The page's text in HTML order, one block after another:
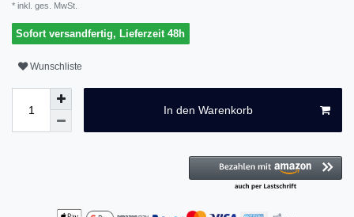
* inkl. ges. MwSt.
Sofort versandfertig, Lieferzeit 48h
Wunschliste
In den Warenkorb